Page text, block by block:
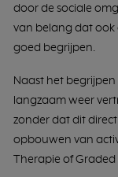
door de sociale
van belang dat ook
goed begrijpen.
Naast het
langzaam weer
zonder dat dit
opbouwen van
Therapie of Graded